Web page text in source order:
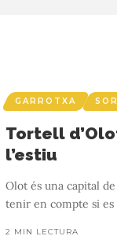
GARROTXA
Tortell
l’estiu
Olot és una capital
tenir en compte si es
2 MIN LECTURA